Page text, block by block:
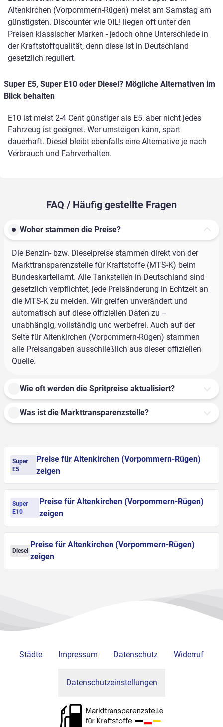
Altenkirchen (Vorpommern-Rügen) meist am Samstag am
günstigsten. Discounter wie OIL! liegen oft unter den
Preisen klassischer Marken - jedoch ohne Unterschiede in
der Kraftstoffqualität, denn diese ist in Deutschland
gesetzlich reguliert.
Super E5, Super E10 oder Diesel? Mögliche Alternativen im
Blick behalten
E10 ist meist 2-4 Cent günstiger als E5, aber nicht jedes
Fahrzeug ist geeignet. Wer umsteigen kann, spart
dauerhaft. Diesel bleibt ebenfalls eine Alternative je nach
Verbrauch und Fahrverhalten.
FAQ / Häufig gestellte Fragen
Woher stammen die Preise?
Die Benzin- bzw. Dieselpreise stammen direkt von der
Markttransparenzstelle für Kraftstoffe (MTS-K) beim
Bundeskartellamt. Alle Tankstellen in Deutschland sind
gesetzlich verpflichtet, jede Preisänderung in Echtzeit an
die MTS-K zu melden. Wir greifen unverändert und
automatisch auf diese offiziellen Daten zu –
unabhängig, vollständig und werbefrei. Auch auf der
Seite für Altenkirchen (Vorpommern-Rügen) stammen
alle Preisangaben ausschließlich aus dieser offiziellen
Quelle.
Wie oft werden die Spritpreise aktualisiert?
Was ist die Markttransparenzstelle?
Super
E5
Preise für Altenkirchen (Vorpommern-Rügen)
zeigen
Super
E10
Preise für Altenkirchen (Vorpommern-Rügen)
zeigen
Diesel
Preise für Altenkirchen (Vorpommern-Rügen)
zeigen
Städte Impressum Datenschutz Widerruf
Datenschutzeinstellungen